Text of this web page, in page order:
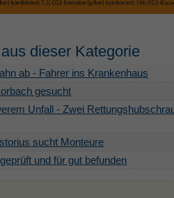
dieser Kategorie
ab - Fahrer ins Krankenhaus
gesucht
Unfall - Zwei
sucht Monteure
und für gut befunden